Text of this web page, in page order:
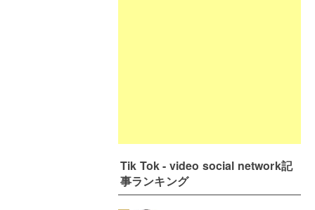
Tik Tok - video social network記
事ランキング